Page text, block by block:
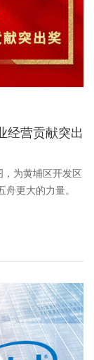
经营贡献突出
，为黄埔区开发区
更大的力量。